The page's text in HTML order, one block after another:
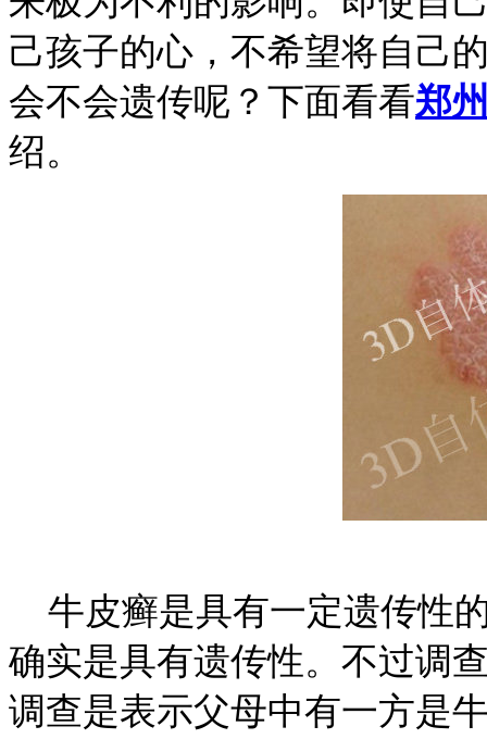
己孩子的心，不希望将自己
会不会遗传呢？下面看看郑
绍。
牛皮癣是具有一定遗传性
确实是具有遗传性。不过调
调查是表示父母中有一方是